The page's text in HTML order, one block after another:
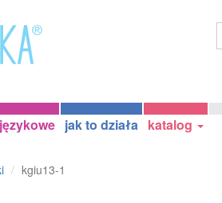
jak to działa katalog
kgiu13-1